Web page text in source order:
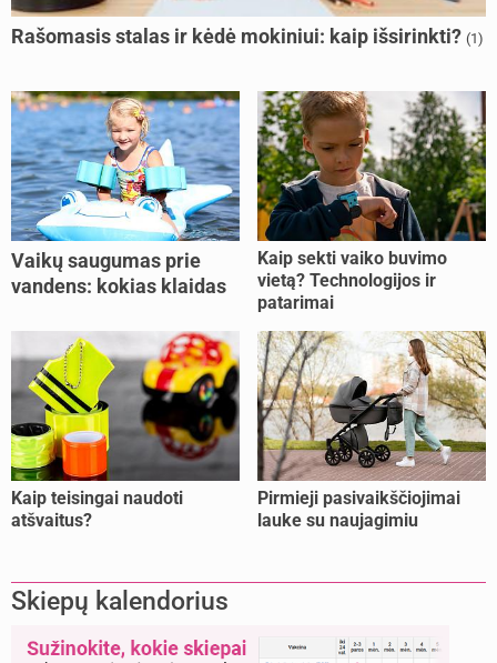
Rašomasis stalas ir kėdė mokiniui: kaip išsirinkti? (1)
Vaikų saugumas prie
vandens: kokias klaidas
Kaip sekti vaiko buvimo
vietą? Technologijos ir
patarimai
Kaip teisingai naudoti
atšvaitus?
Pirmieji pasivaikščiojimai
lauke su naujagimiu
Skiepų kalendorius